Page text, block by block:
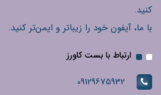
کنید.
با ما، آیفون خود را زیباتر و ایمن‌تر کنید.
ارتباط با بست کاورز
09129675932